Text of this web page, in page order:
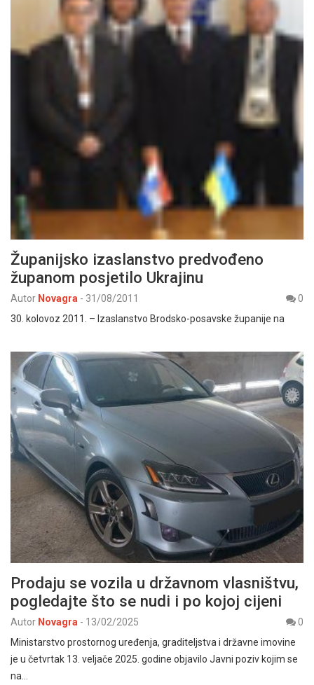
Županijsko izaslanstvo predvođeno
županom posjetilo Ukrajinu
Autor Novagra - 31/08/2011
0
30. kolovoz 2011. – Izaslanstvo Brodsko-posavske županije na
Prodaju se vozila u državnom vlasništvu,
pogledajte što se nudi i po kojoj cijeni
Autor Novagra - 13/02/2025
0
Ministarstvo prostornog uređenja, graditeljstva i državne imovine
je u četvrtak 13. veljače 2025. godine objavilo Javni poziv kojim se
na…